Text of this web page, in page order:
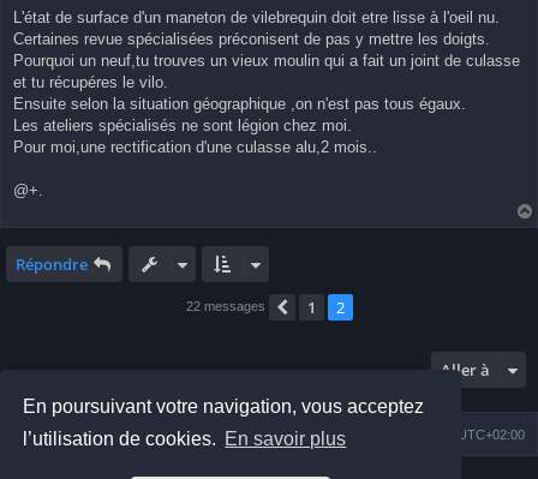
En poursuivant votre navigation, vous acceptez
l’utilisation de cookies. En savoir plus
g
e
L'état de surface d'un maneton de vilebrequin doit etre lisse à l'oeil nu.
Certaines revue spécialisées préconisent de pas y mettre les doigts.
Pourquoi un neuf,tu trouves un vieux moulin qui a fait un joint de culasse
et tu récupéres le vilo.
Ensuite selon la situation géographique ,on n'est pas tous égaux.
Les ateliers spécialisés ne sont légion chez moi.
Pour moi,une rectification d'une culasse alu,2 mois..
@+.
Répondre
22 messages Précédente
1 2
Aller à
Index du forum UTC+02:00
Nous contacter